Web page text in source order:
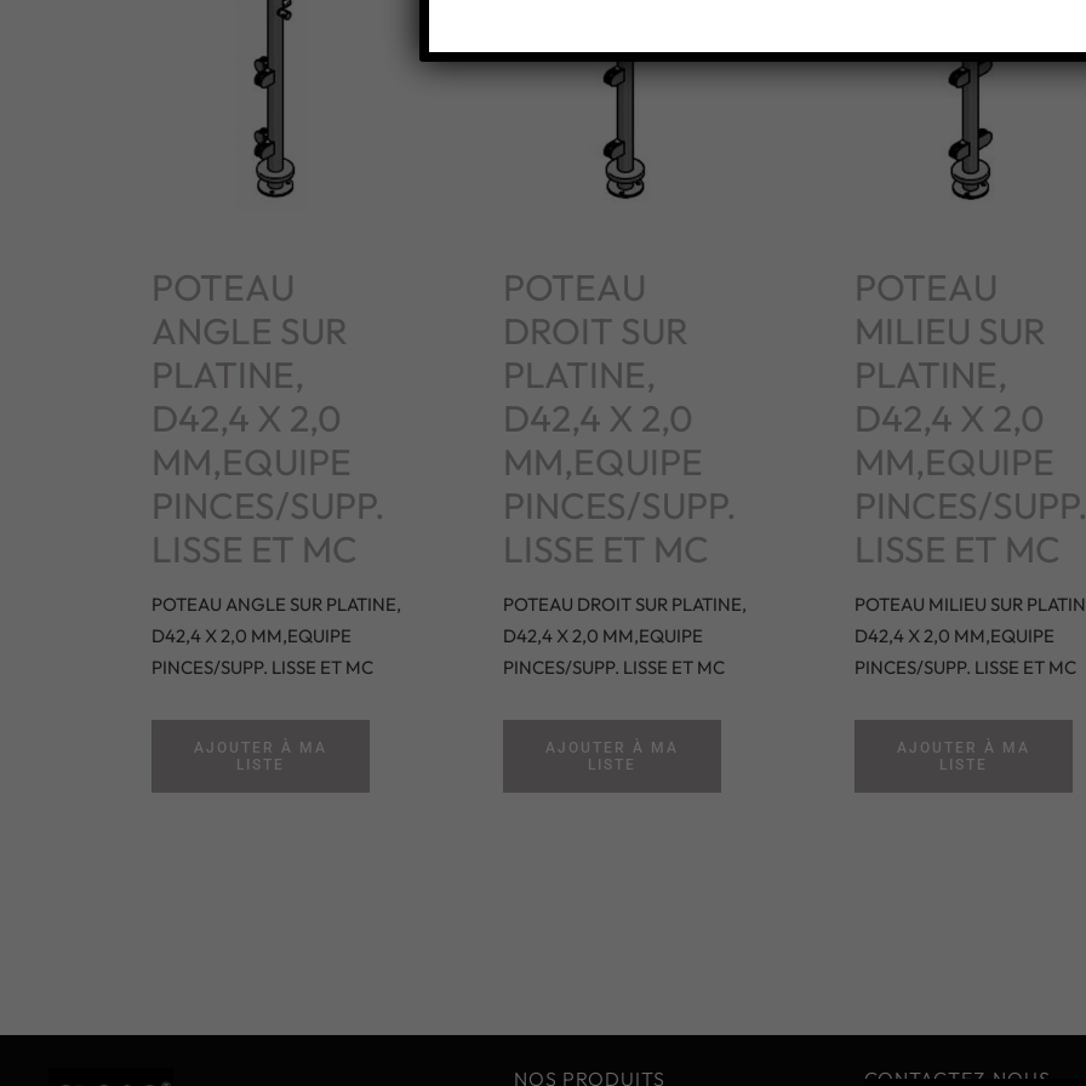
POTEAU
ANGLE SUR
PLATINE,
D42,4 X 2,0
MM,EQUIPE
PINCES/SUPP.
LISSE ET MC
POTEAU ANGLE SUR PLATINE,
D42,4 X 2,0 MM,EQUIPE
PINCES/SUPP. LISSE ET MC
AJOUTER À MA
LISTE
POTEAU
DROIT SUR
PLATINE,
D42,4 X 2,0
MM,EQUIPE
PINCES/SUPP.
LISSE ET MC
POTEAU DROIT SUR PLATINE,
D42,4 X 2,0 MM,EQUIPE
PINCES/SUPP. LISSE ET MC
AJOUTER À MA
LISTE
POTEAU
MILIEU SUR
PLATINE,
D42,4 X 2,0
MM,EQUIPE
PINCES/
LISSE ET MC
POTEAU MILIEU SUR
D42,4 X 2,0 MM,EQUIPE
PINCES/SUPP. LISSE ET MC
AJOUTER À MA
LISTE
NOS PRODUITS CONTACTEZ-NOUS